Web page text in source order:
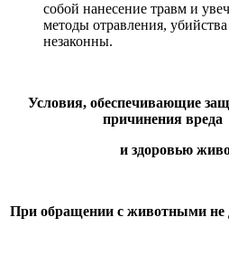
собой нанесение травм и
методы отравления,
незаконны.
Условия, обеспечивающие
причинения
и здоровью
обращении с животными не